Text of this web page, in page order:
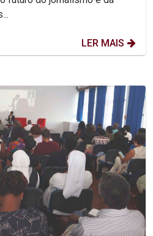
LER MAIS